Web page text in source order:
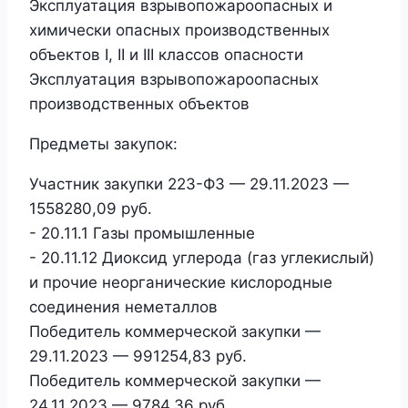
Эксплуатация взрывопожароопасных и
химически опасных производственных
объектов I, II и III классов опасности
Эксплуатация взрывопожароопасных
производственных объектов
Предметы закупок:
Участник закупки 223-ФЗ — 29.11.2023 —
1558280,09 руб.
- 20.11.1 Газы промышленные
- 20.11.12 Диоксид углерода (газ углекислый)
и прочие неорганические кислородные
соединения неметаллов
Победитель коммерческой закупки —
29.11.2023 — 991254,83 руб.
Победитель коммерческой закупки —